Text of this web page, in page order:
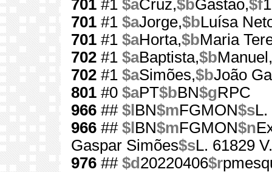
701 #1 $aCruz,$bGastão,$f
701 #1 $aJorge,$bLuísa
701 #1 $aHorta,$bMaria
702 #1 $aBaptista,$bManuel,
702 #1 $aSimões,$bJoão
801 #0 $aPT$bBN$gRPC
966 ## $l BN$mFGMON$sL.
966 ## $l BN$mFGMON$n
Gaspar Simões$sL. 61829 V.
976 ## $d 20220406$r